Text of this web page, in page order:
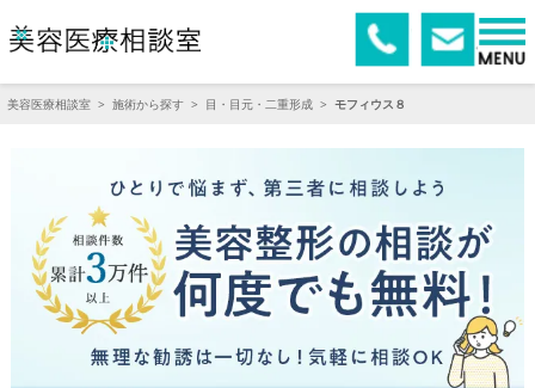
美容医療相談室 > 施術から探す > 目・目元・二重形成 > モフィウス８